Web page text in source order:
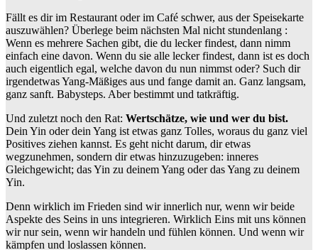
Fällt es dir im Restaurant oder im Café schwer, aus der Speisekarte
auszuwählen? Überlege beim nächsten Mal nicht stundenlang :
Wenn es mehrere Sachen gibt, die du lecker findest, dann nimm
einfach eine davon. Wenn du sie alle lecker findest, dann ist es doch
auch eigentlich egal, welche davon du nun nimmst oder? Such dir
irgendetwas Yang-Mäßiges aus und fange damit an. Ganz langsam,
ganz sanft. Babysteps. Aber bestimmt und tatkräftig.
Und zuletzt noch den Rat: Wertschätze, wie und wer du bist.
Dein Yin oder dein Yang ist etwas ganz Tolles, woraus du ganz viel
Positives ziehen kannst. Es geht nicht darum, dir etwas
wegzunehmen, sondern dir etwas hinzuzugeben: inneres
Gleichgewicht; das Yin zu deinem Yang oder das Yang zu deinem
Yin.
Denn wirklich im Frieden sind wir innerlich nur, wenn wir beide
Aspekte des Seins in uns integrieren. Wirklich Eins mit uns können
wir nur sein, wenn wir handeln und fühlen können. Und wenn wir
kämpfen und loslassen können.